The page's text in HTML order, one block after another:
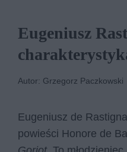
Eugeniusz
Autor: Grzegorz Paczkowski
Eugeniusz de
powieści Honore de